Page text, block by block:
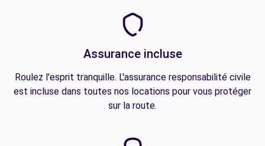
Assurance incluse
Roulez l'esprit tranquille. L'assurance responsabilité civile
est incluse dans toutes nos locations pour vous protéger
sur la route.